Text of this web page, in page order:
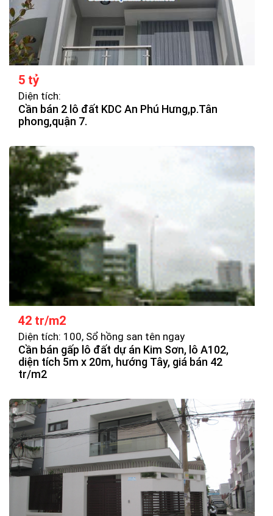
5 tỷ
Diện tích:
Cần bán 2 lô đất KDC An Phú Hưng,p.Tân
phong,quận 7.
42 tr/m2
Diện tích: 100, Sổ hồng san tên ngay
Cần bán gấp lô đất dự án Kim Sơn, lô A102,
diện tích 5m x 20m, hướng Tây, giá bán 42
tr/m2